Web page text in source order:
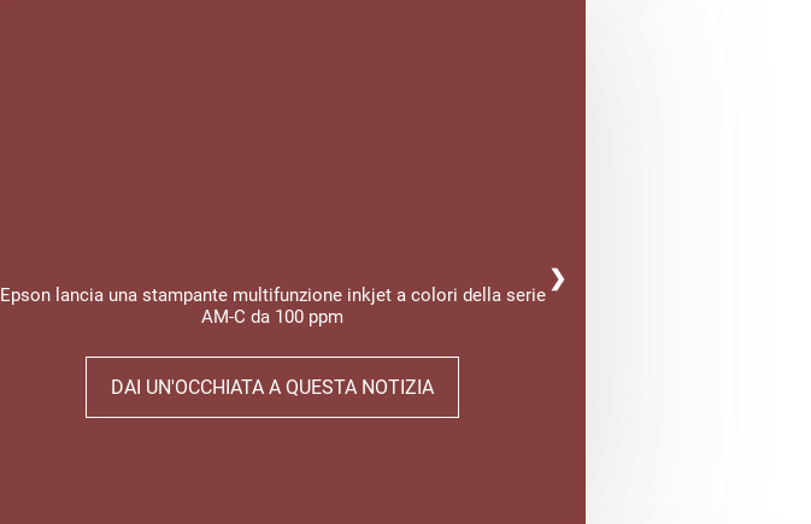
Epson lancia una stampante multifunzione inkjet a colori della serie
AM-C da 100 ppm
DAI UN'OCCHIATA A QUESTA NOTIZIA
❯